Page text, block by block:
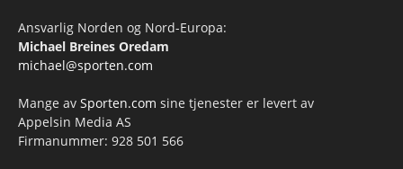
Ansvarlig Norden og Nord-Europa:
Michael Breines Oredam
michael@sporten.com
Mange av Sporten.com sine tjenester er levert av
Appelsin Media AS
Firmanummer: 928 501 566